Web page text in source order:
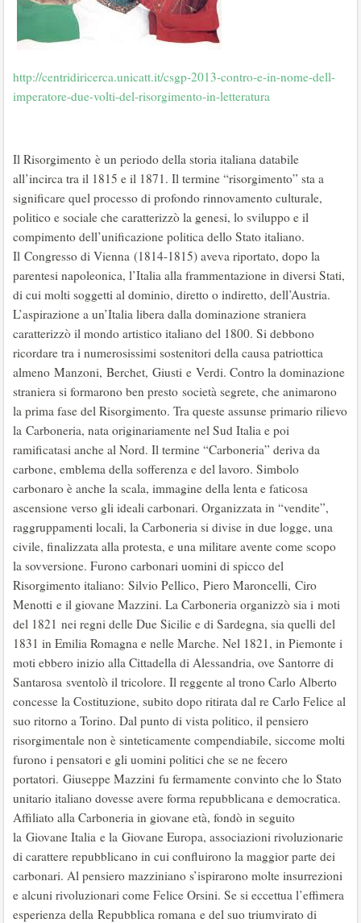
http://centridiricerca.unicatt.it/csgp-2013-contro-e-in-nome-dell-
imperatore-due-volti-del-risorgimento-in-letteratura
Il Risorgimento è un periodo della storia italiana databile
all’incirca tra il 1815 e il 1871. Il termine “risorgimento” sta a
significare quel processo di profondo rinnovamento culturale,
politico e sociale che caratterizzò la genesi, lo sviluppo e il
compimento dell’unificazione politica dello Stato italiano.
Il Congresso di Vienna (1814-1815) aveva riportato, dopo la
parentesi napoleonica, l’Italia alla frammentazione in diversi Stati,
di cui molti soggetti al dominio, diretto o indiretto, dell’Austria.
L’aspirazione a un’Italia libera dalla dominazione straniera
caratterizzò il mondo artistico italiano del 1800. Si debbono
ricordare tra i numerosissimi sostenitori della causa patriottica
almeno Manzoni, Berchet, Giusti e Verdi. Contro la dominazione
straniera si formarono ben presto società segrete, che animarono
la prima fase del Risorgimento. Tra queste assunse primario rilievo
la Carboneria, nata originariamente nel Sud Italia e poi
ramificatasi anche al Nord. Il termine “Carboneria” deriva da
carbone, emblema della sofferenza e del lavoro. Simbolo
carbonaro è anche la scala, immagine della lenta e faticosa
ascensione verso gli ideali carbonari. Organizzata in “vendite”,
raggruppamenti locali, la Carboneria si divise in due logge, una
civile, finalizzata alla protesta, e una militare avente come scopo
la sovversione. Furono carbonari uomini di spicco del
Risorgimento italiano: Silvio Pellico, Piero Maroncelli, Ciro
Menotti e il giovane Mazzini. La Carboneria organizzò sia i moti
del 1821 nei regni delle Due Sicilie e di Sardegna, sia quelli del
1831 in Emilia Romagna e nelle Marche. Nel 1821, in Piemonte i
moti ebbero inizio alla Cittadella di Alessandria, ove Santorre di
Santarosa sventolò il tricolore. Il reggente al trono Carlo Alberto
concesse la Costituzione, subito dopo ritirata dal re Carlo Felice al
suo ritorno a Torino. Dal punto di vista politico, il pensiero
risorgimentale non è sinteticamente compendiabile, siccome molti
furono i pensatori e gli uomini politici che se ne fecero
portatori. Giuseppe Mazzini fu fermamente convinto che lo Stato
unitario italiano dovesse avere forma repubblicana e democratica.
Affiliato alla Carboneria in giovane età, fondò in seguito
la Giovane Italia e la Giovane Europa, associazioni rivoluzionarie
di carattere repubblicano in cui confluirono la maggior parte dei
carbonari. Al pensiero mazziniano s’ispirarono molte insurrezioni
e alcuni rivoluzionari come Felice Orsini. Se si eccettua l’effimera
esperienza della Repubblica romana e del suo triumvirato di